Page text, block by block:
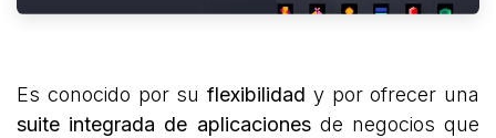
Es conocido por su flexibilidad y por ofrecer una
suite integrada de aplicacionesde negocios que